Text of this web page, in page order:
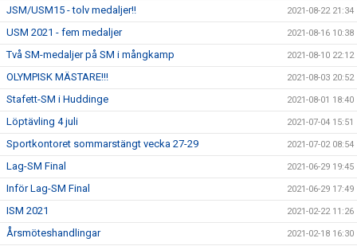
JSM/USM15 - tolv medaljer!! 2021-08-22 21:34
USM 2021 - fem medaljer 2021-08-16 10:38
Två SM-medaljer på SM i mångkamp 2021-08-10 22:12
OLYMPISK MÄSTARE!!! 2021-08-03 20:52
Stafett-SM i Huddinge 2021-08-01 18:40
Löptävling 4 juli 2021-07-04 15:51
Sportkontoret sommarstängt vecka 27-29 2021-07-02 08:54
Lag-SM Final 2021-06-29 19:45
Inför Lag-SM Final 2021-06-29 17:49
ISM 2021 2021-02-22 11:26
Årsmöteshandlingar 2021-02-18 16:30